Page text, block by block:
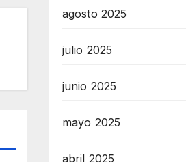
agosto 2025
julio 2025
junio 2025
mayo 2025
abril 2025